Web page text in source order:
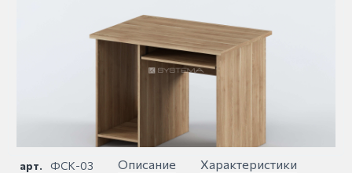
арт. ФСК-03 Описание Характеристики